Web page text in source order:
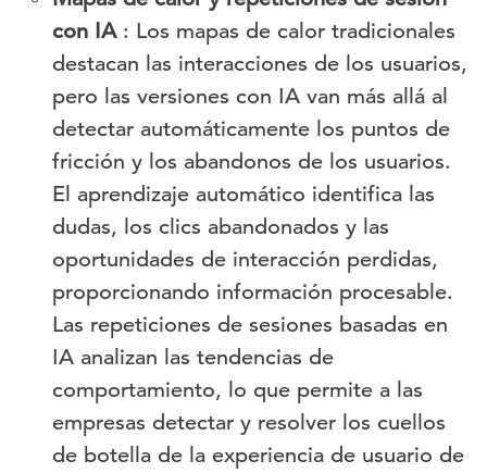
con IA: Los mapas de calor tradicionales
destacan las interacciones de los usuarios,
pero las versiones con IA van más allá al
detectar automáticamente los puntos de
fricción y los abandonos de los usuarios.
El aprendizaje automático identifica las
dudas, los clics abandonados y las
oportunidades de interacción perdidas,
proporcionando información procesable.
Las repeticiones de sesiones basadas en
IA analizan las tendencias de
comportamiento, lo que permite a las
empresas detectar y resolver los cuellos
de botella de la experiencia de usuario de